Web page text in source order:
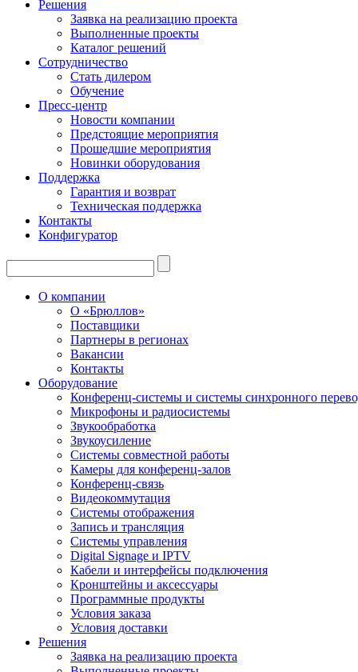
Решения
Заявка на реализацию проекта
Выполненные проекты
Каталог решений
Сотрудничество
Стать дилером
Обучение
Пресс-центр
Новости компании
Предстоящие мероприятия
Прошедшие мероприятия
Новинки оборудования
Поддержка
Гарантия и возврат
Техническая поддержка
Контакты
Конфигуратор
О компании
О «Брюллов»
Поставщики
Партнеры в регионах
Вакансии
Контакты
Оборудование
Конференц-системы и системы синхронного
Микрофоны и радиосистемы
Звукообработка
Звукоусиление
Системы совместной работы
Камеры для конференц-залов
Конференц-связь
Видеокоммутация
Системы отображения
Запись и трансляция
Системы управления
Digital Signage и IPTV
Кабели и интерфейсы подключения
Кронштейны и аксессуары
Программные продукты
Условия заказа
Условия доставки
Решения
Заявка на реализацию проекта